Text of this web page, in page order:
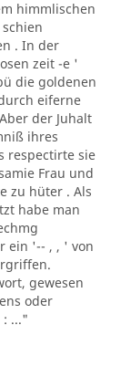
himmlischen
. In der
zeit -e '
die goldenen
eiferne
der Juhalt
ihres
respectirte sie
Frau und
zu hüter . Als
habe man
ein '-- , , ' von
gewesen
oder
: ..."